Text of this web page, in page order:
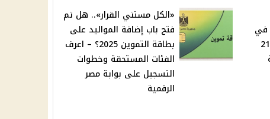
في
قضية الطفل ياسين يوم 21
«الكل مستني القرار».. هل تم
فتح باب إضافة المواليد على
بطاقة التموين 2025؟ – اعرف
الفئات المستحقة وخطوات
التسجيل على بوابة مصر
الرقمية